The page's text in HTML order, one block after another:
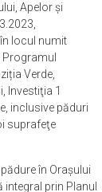
Apelor și
locul numit
Verde,
Investiţia 1
inclusive păduri
suprafeţe
în Orașului
prin Planul